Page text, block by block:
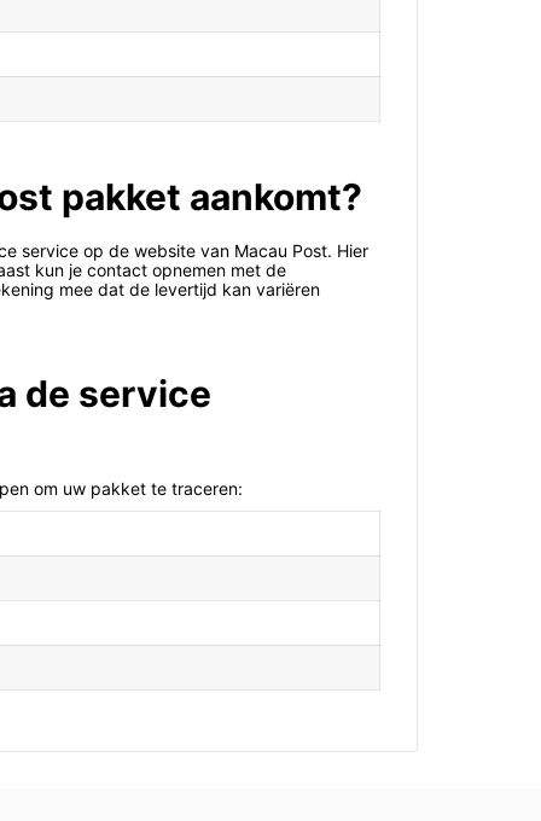
pakket aankomt?
service op de website van Macau Post. Hier
kun je contact opnemen met de
mee dat de levertijd kan variëren
de service
om uw pakket te traceren: